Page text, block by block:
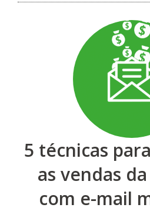
5 técnicas
as vendas
com e-mail